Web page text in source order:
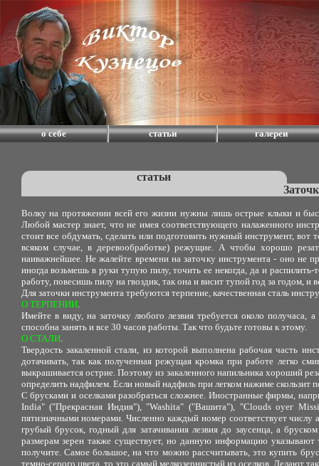
о себе статьи галереи
статьи
Волку на протяжении всей его жизни нужны лишь острые клыки и
Любой мастер знает, что не имея соответствующего налаженного
стоит все обдумать, сделать или подготовить нужный инструмент,
всяком случае, в деревообработке) режущие. А чтобы хорошо
наиважнейшее. Не жалейте времени на заточку инструмента - оно не
иногда возьмешь в руки тупую пилу, точить ее некогда, да и
работу, повесишь пилу на гвоздик, так она и висит тупой год за годом, и
Для заточки инструмента требуются терпение, качественная сталь
О ТЕРПЕНИИ.
Имейте в виду, на заточку любого лезвия требуется около получаса,
способна занять и все 30 часов работы. Так что будьте готовы к этому.
О СТАЛИ.
Твердость закаленной стали, из которой выполнена рабочая часть
дотачивать, так как полученная режущая кромка при работе легко
выкрашивается острие. Поэтому из закаленного напильника хороший
определить надфилем. Если новый надфиль при легком нажиме скользит
С брусками и оселками разобраться сложнее. Иностранные фирмы,
India" ("Прекрасная Индия"), "Washitа" ("Вашита"), "Clouds оуег
пятизначными номерами. Численно каждый номер соответствует
грубый брусок, годный для затачивания лезвия до заусенца, а
размерам зерен также существует, но данную информацию
получите. Самое большое, на что можно рассчитывать, это купить
темно-серого цвета, то это самый мелкозернистый из оселков. Делают